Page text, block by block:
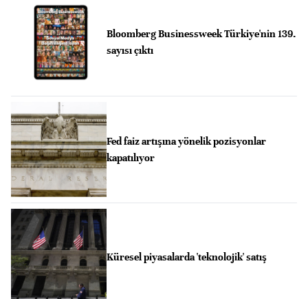
Bloomberg Businessweek Türkiye'nin 139.
sayısı çıktı
Fed faiz artışına yönelik pozisyonlar
kapatılıyor
Küresel piyasalarda 'teknolojik' satış